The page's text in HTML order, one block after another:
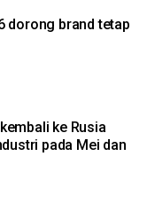
dorong brand tetap
ke Rusia
pada Mei dan